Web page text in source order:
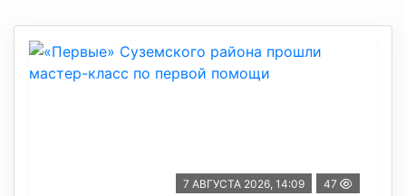
7 АВГУСТА 2026, 14:09 47